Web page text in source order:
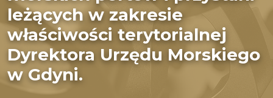
leżących w zakresie
właściwości terytorialnej
Dyrektora Urzędu Morskiego
w Gdyni.